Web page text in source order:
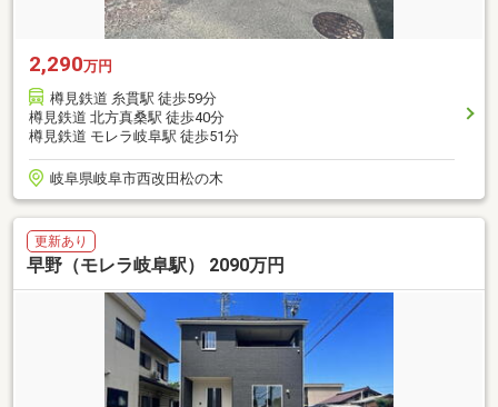
2,290万円
樽見鉄道 糸貫駅 徒歩59分
樽見鉄道 北方真桑駅 徒歩40分
樽見鉄道 モレラ岐阜駅 徒歩51分
岐阜県岐阜市西改田松の木
更新あり
早野（モレラ岐阜駅） 2090万円